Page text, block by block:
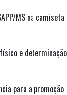
MS na camiseta
e determinação
para a promoção